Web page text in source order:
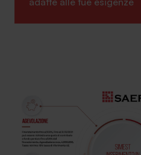
SA Finance Mediazione Creditizia